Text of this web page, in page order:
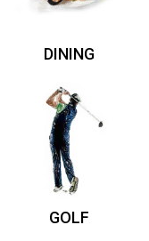
DINING
GOLF